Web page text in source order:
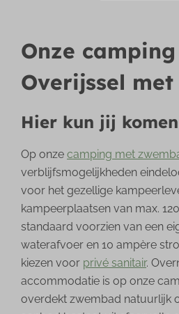
Onze
Overijssel
Hier kun jij
Op onzecamping met
verblijfsmogelijkheden
voor het gezellige
kampeerplaatsen van max.
standaard voorzien van een
waterafvoer en 10 ampère
kiezen voor privé sanitair.
accommodatie is op onze
overdekt zwembad natuurlijk